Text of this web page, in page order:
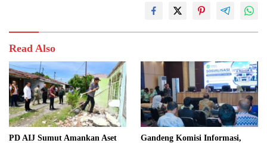
Read Also
PD AIJ Sumut Amankan Aset
Gandeng Komisi Informasi,